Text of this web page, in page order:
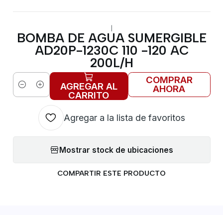
|
BOMBA DE AGUA SUMERGIBLE
AD20P-1230C 110 -120 AC
200L/H
Cantidad AGREGAR AL
CARRITO
COMPRAR
AHORA
Agregar a la lista de favoritos
Mostrar stock de ubicaciones
COMPARTIR ESTE PRODUCTO